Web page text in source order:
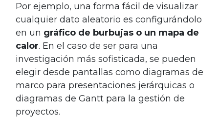
Por ejemplo, una forma fácil de visualizar
cualquier dato aleatorio es configurándolo
en un gráfico de burbujas o un mapa de
calor. En el caso de ser para una
investigación más sofisticada, se pueden
elegir desde pantallas como diagramas de
marco para presentaciones jerárquicas o
diagramas de Gantt para la gestión de
proyectos.